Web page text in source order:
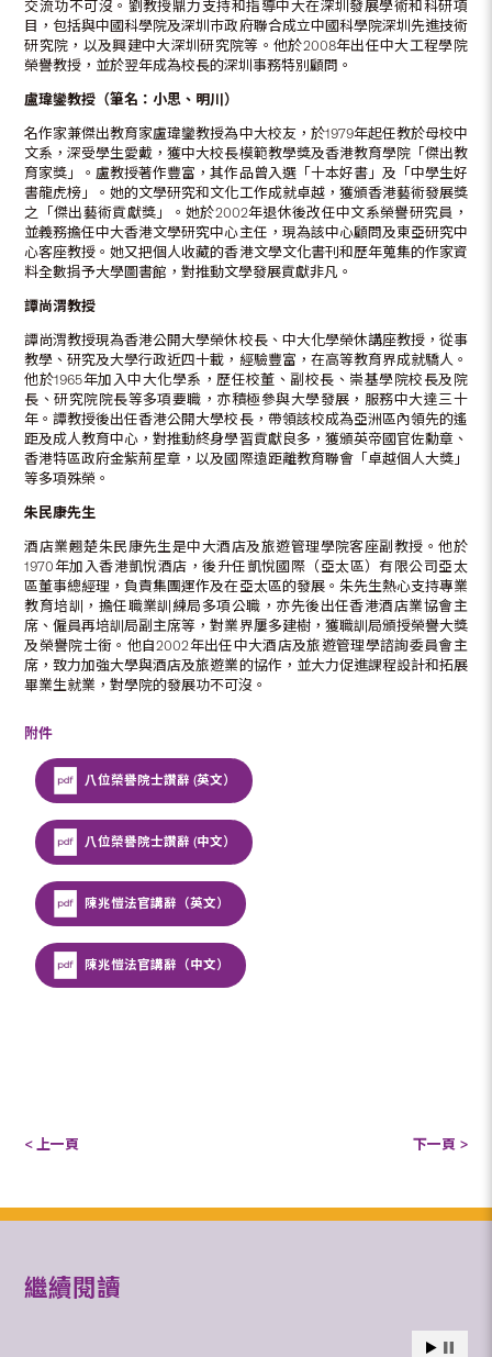
交流功不可沒。劉教授鼎力支持和指導中大在深圳發展學術和科研項
目，包括與中國科學院及深圳巿政府聯合成立中國科學院深圳先進技術
研究院，以及興建中大深圳研究院等。他於2008年出任中大工程學院
榮譽教授，並於翌年成為校長的深圳事務特別顧問。
盧瑋鑾教授（筆名：小思、明川）
名作家兼傑出教育家盧瑋鑾教授為中大校友，於1979年起任教於母校中
文系，深受學生愛戴，獲中大校長模範教學獎及香港教育學院「傑出教
育家獎」。盧教授著作豐富，其作品曾入選「十本好書」及「中學生好
書龍虎榜」。她的文學研究和文化工作成就卓越，獲頒香港藝術發展獎
之「傑出藝術貢獻獎」。她於2002年退休後改任中文系榮譽研究員，
並義務擔任中大香港文學研究中心主任，現為該中心顧問及東亞研究中
心客座教授。她又把個人收藏的香港文學文化書刊和歷年蒐集的作家資
料全數捐予大學圖書館，對推動文學發展貢獻非凡。
譚尚渭教授
譚尚渭教授現為香港公開大學榮休校長、中大化學榮休講座教授，從事
教學、研究及大學行政近四十載，經驗豐富，在高等教育界成就驕人。
他於1965年加入中大化學系，歷任校董、副校長、崇基學院校長及院
長、研究院院長等多項要職，亦積極參與大學發展，服務中大達三十
年。譚教授後出任香港公開大學校長，帶領該校成為亞洲區內領先的遙
距及成人教育中心，對推動終身學習貢獻良多，獲頒英帝國官佐勳章、
香港特區政府金紫荊星章，以及國際遠距離教育聯會「卓越個人大獎」
等多項殊榮。
朱民康先生
酒店業翹楚朱民康先生是中大酒店及旅遊管理學院客座副教授。他於
1970年加入香港凱悅酒店，後升任凱悅國際（亞太區）有限公司亞太
區董事總經理，負責集團運作及在亞太區的發展。朱先生熱心支持專業
教育培訓，擔任職業訓練局多項公職，亦先後出任香港酒店業協會主
席、僱員再培訓局副主席等，對業界屢多建樹，獲職訓局頒授榮譽大獎
及榮譽院士銜。他自2002年出任中大酒店及旅遊管理學諮詢委員會主
席，致力加強大學與酒店及旅遊業的協作，並大力促進課程設計和拓展
畢業生就業，對學院的發展功不可沒。
附件
八位榮譽院士讚辭 (英文）
八位榮譽院士讚辭 (中文）
陳兆愷法官講辭（英文）
陳兆愷法官講辭（中文）
< 上一頁 下一頁 >
繼續閱讀